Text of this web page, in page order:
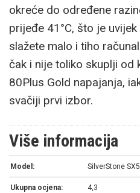
okreće do određene
prijeđe 41°C, što je
slažete malo i tiho
čak i nije toliko skuplji od
80Plus Gold napajanja,
svačiji prvi izbor.
Više informacija
Model: SilverStone
Ukupna ocjena: 4,3